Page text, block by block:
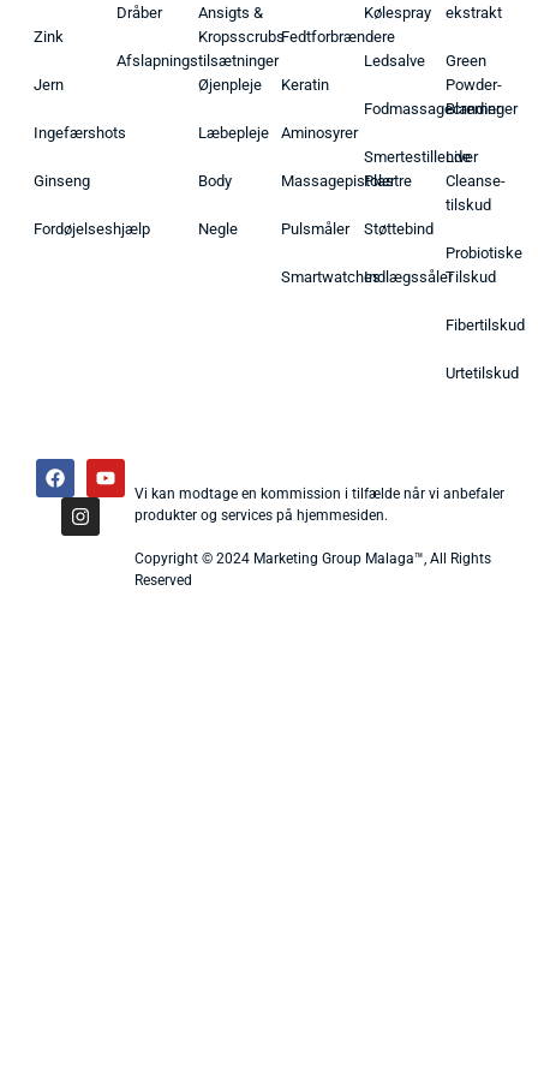
Zink
Jern
Ingefærshots
Ginseng
Fordøjelseshjælp
Dråber
Afslapningstilsætninger
Ansigts &
Kropsscrubs
Øjenpleje
Læbepleje
Body
Negle
Fedtforbrændere
Keratin
Aminosyrer
Massagepistoler
Pulsmåler
Smartwatches
Kølespray
Ledsalve
Fodmassagecremer
Smertestillende
Plastre
Støttebind
Indlægssåler
ekstrakt
Green
Powder-
Blandinger
Liver
Cleanse-
tilskud
Probiotiske
Tilskud
Fibertilskud
Urtetilskud
Vi kan modtage en kommission i tilfælde når vi anbefaler
produkter og services på hjemmesiden.
Copyright © 2024 Marketing Group Malaga™, All Rights
Reserved